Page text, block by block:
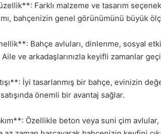
Farklı malzeme ve tasarım
bahçenizin genel görünümünü büyük
Bahçe avluları, dinlenme, sosyal
ve arkadaşlarınızla keyifli zamanlar
İyi tasarlanmış bir bahçe, evinizin
önemli bir avantaj sağlar.
Özellikle beton veya suni çim